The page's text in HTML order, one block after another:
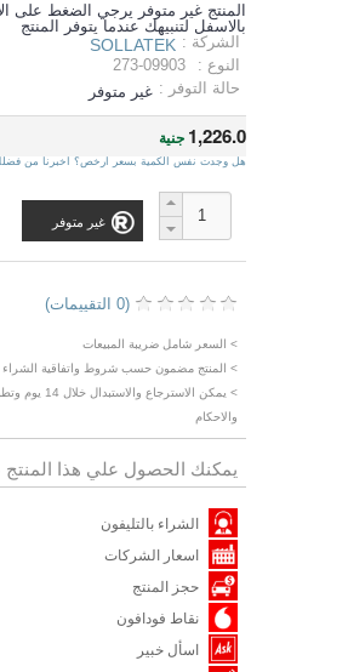
المنتج غير متوفر يرجي الضغط على
بالاسفل لتنبيهك عندما يتوفر المنتج
الشركة : SOLLATEK
النوع :
273-09903
حالة التوفر : غير متوفر
1,226.0 جنية
هل وجدت نفس الكمية بسعر ارخص؟ اخبرنا من
غير متوفر
(0 التقييمات)
> السعر شامل ضريبة المبيعات
> المنتج مضمون حسب شروط واتفاقية الشراء
> يمكن الاسترجاع
والاحكام
يمكنك الحصول علي هذا
الشراء بالتليفون
اسعار الشركات
حجز المنتج
نقاط فودافون
اسأل خبير